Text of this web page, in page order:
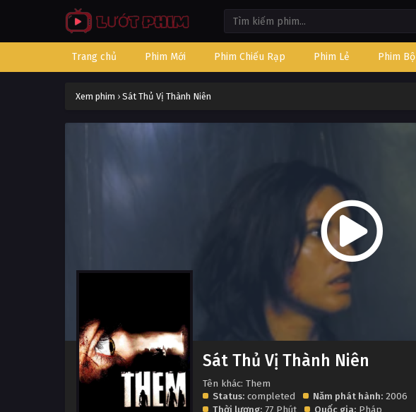
Trang chủ Phim Mới Phim Chiếu Rạp Phim Lẻ Phim Bộ
Xem phim › Sát Thủ Vị Thành Niên
Sát Thủ Vị Thành Niên
Tên khác: Them
Status: completed Năm phát hành: 2006
Thời lượng: 77 Phút Quốc gia: Pháp